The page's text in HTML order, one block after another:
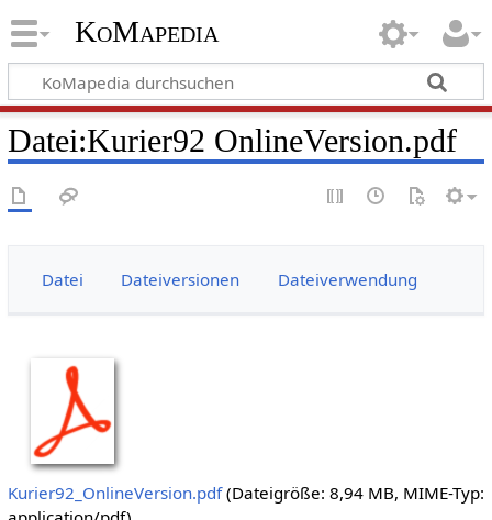
KoMapedia
Datei:Kurier92 OnlineVersion.pdf
Datei Dateiversionen Dateiverwendung
Kurier92_OnlineVersion.pdf (Dateigröße: 8,94 MB, MIME-Typ: